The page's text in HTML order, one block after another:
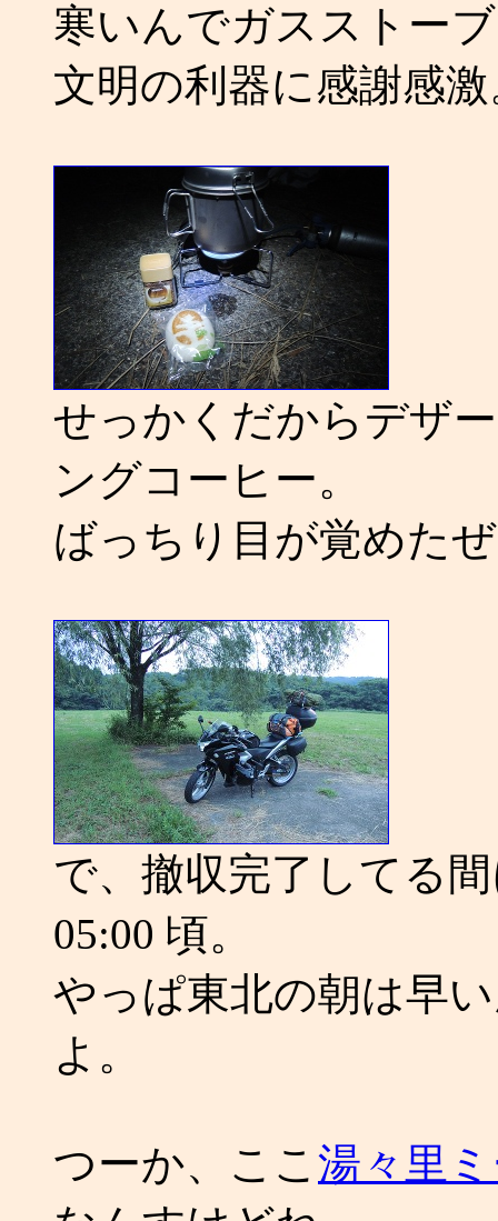
寒いんでガスストー
文明の利器に感謝感
せっかくだからデザ
ングコーヒー。
ばっちり目が覚めた
で、撤収完了してる
05:00 頃。
やっぱ東北の朝は早
よ。
つーか、ここ 湯々里